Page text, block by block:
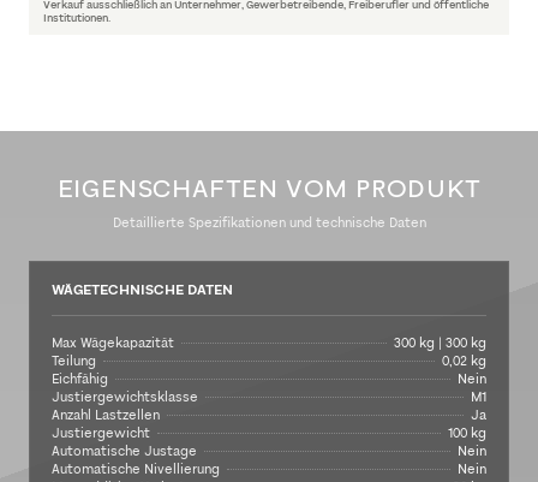
Verkauf ausschließlich an Unternehmer, Gewerbetreibende, Freiberufler und öffentliche
Institutionen.
EIGENSCHAFTEN VOM PRODUKT
Detaillierte Spezifikationen und technische Daten
WÄGETECHNISCHE DATEN
Max Wägekapazität
300 kg | 300 kg
Teilung
0,02 kg
Eichfähig
Nein
Justiergewichtsklasse
M1
Anzahl Lastzellen
Ja
Justiergewicht
100 kg
Automatische Justage
Nein
Automatische Nivellierung
Nein